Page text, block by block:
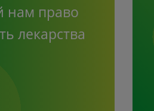
право
лекарства